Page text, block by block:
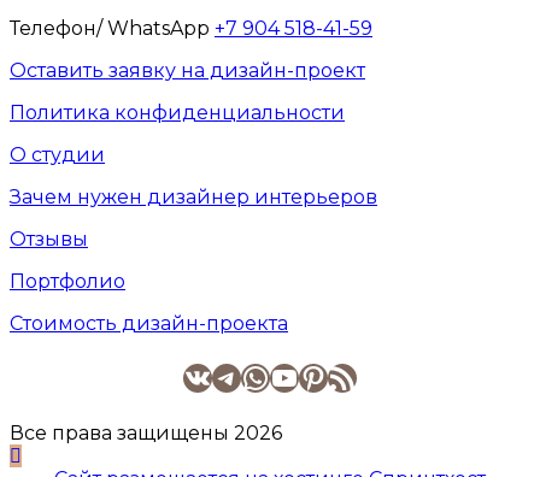
Телефон/ WhatsApp +7 904 518-41-59
Оставить заявку на дизайн-проект
Политика конфиденциальности
О студии
Зачем нужен дизайнер интерьеров
Отзывы
Портфолио
Стоимость дизайн-проекта
Группа в ВКTelegram
WhatsApp
YouTube
Pinterest
RSS-лента
Все права защищены 2026